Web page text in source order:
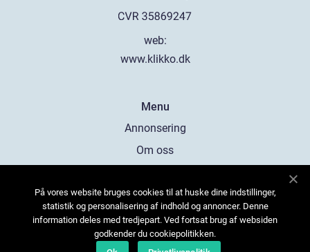
web:
www.klikko.dk
Menu
Annonsering
Om oss
Kontakta oss
Sitemap
På vores website bruges cookies til at huske dine indstillinger,
statistik og personalisering af indhold og annoncer. Denne
information deles med tredjepart. Ved fortsat brug af websiden
godkender du cookiepolitikken.